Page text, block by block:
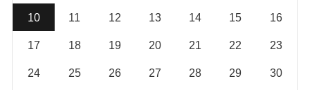
10 11 12 13 14 15 16
17 18 19 20 21 22 23
24 25 26 27 28 29 30